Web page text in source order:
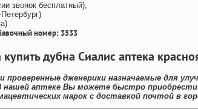
звонок бесплатный),
номер: 3533
дубна Сиалис аптека
проверенные дженерики назначаемые для
нашей аптеке Вы можете быстро
марок с доставкой почтой в